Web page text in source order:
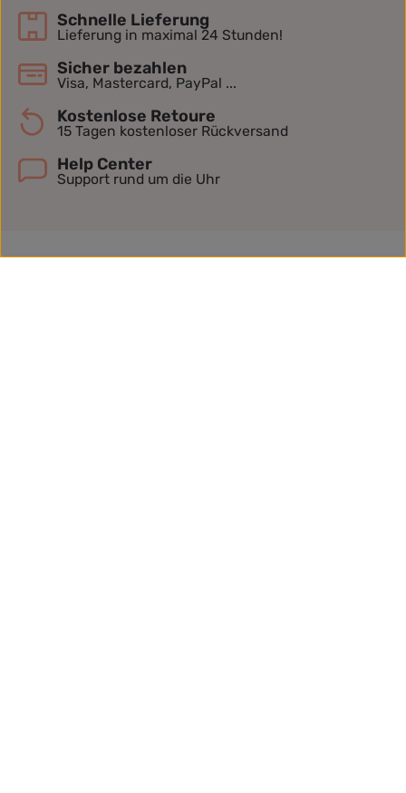
Schnelle Lieferung
Lieferung in maximal 24 Stunden!
Sicher bezahlen
Visa, Mastercard, PayPal ...
Kostenlose Retoure
15 Tagen kostenloser Rückversand
Help Center
Support rund um die Uhr